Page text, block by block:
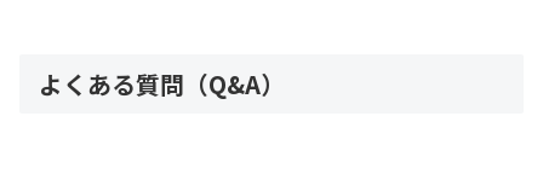
よくある質問（Q&A）